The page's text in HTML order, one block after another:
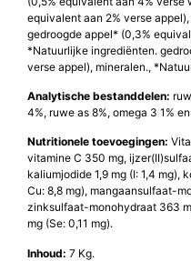
equivalent aan 2% verse
gedroogde appel* (0,3%
*Natuurlijke ingrediënten.
verse appel), mineralen.,
Analytische bestanddelen:
4%, ruwe as 8%, omega 3 1%
Nutritionele toevoegingen:
vitamine C 350 mg,
kaliumjodide 1,9 mg (I: 1,4 mg),
Cu: 8,8 mg), mangaansulfaat-
zinksulfaat-monohydraat 363
mg (Se: 0,11 mg).
Inhoud: 7 Kg.